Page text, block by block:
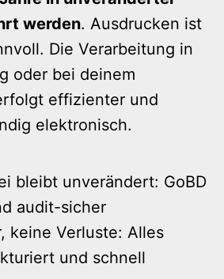
werden. Ausdrucken ist
Die Verarbeitung in
oder bei deinem
effizienter und
elektronisch.
bleibt unverändert: GoBD
audit-sicher
keine Verluste: Alles
und schnell